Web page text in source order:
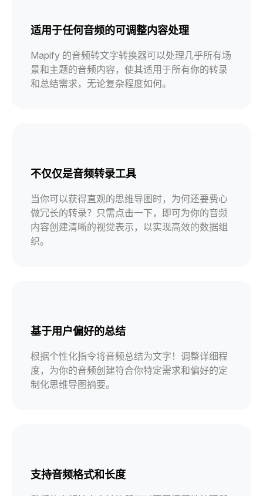
适用于任何音频的可调整内容处理
Mapify 的音频转文字转换器可以处理几乎所有场
景和主题的音频内容，使其适用于所有你的转录
和总结需求，无论复杂程度如何。
不仅仅是音频转录工具
当你可以获得直观的思维导图时，为何还要费心
做冗长的转录？只需点击一下，即可为你的音频
内容创建清晰的视觉表示，以实现高效的数据组
织。
基于用户偏好的总结
根据个性化指令将音频总结为文字！调整详细程
度，为你的音频创建符合你特定需求和偏好的定
制化思维导图摘要。
支持音频格式和长度